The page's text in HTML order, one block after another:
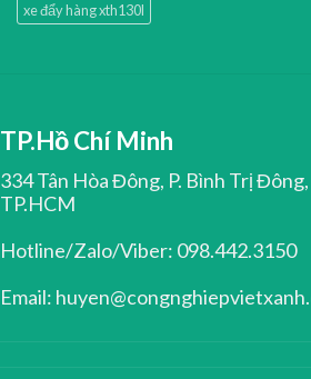
xe đẩy hàng xth130l
TP.Hồ Chí Minh
334 Tân Hòa Đông, P. Bình Trị
TP.HCM
Hotline/Zalo/Viber: 098.442.3150
Email: